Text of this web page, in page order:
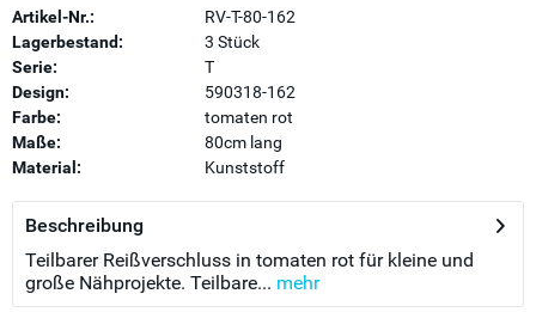
Artikel-Nr.:
RV-T-80-162
Lagerbestand:
3 Stück
Serie:
T
Design:
590318-162
Farbe:
tomaten rot
Maße:
80cm lang
Material:
Kunststoff
Beschreibung
Teilbarer Reißverschluss in tomaten rot für kleine und
große Nähprojekte. Teilbare... mehr